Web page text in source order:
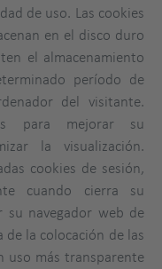
de uso. Las cookies
en el disco duro
el almacenamiento
período de
del visitante.
para mejorar su
la visualización.
cookies de sesión,
cuando cierra su
su navegador web de
la colocación de las
uso más transparente